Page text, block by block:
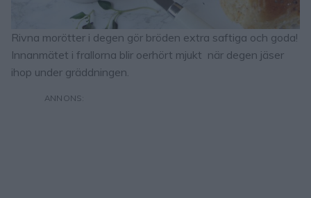
Rivna morötter i degen gör bröden extra saftiga och goda!
Innanmätet i frallorna blir oerhört mjukt när degen jäser
ihop under gräddningen.